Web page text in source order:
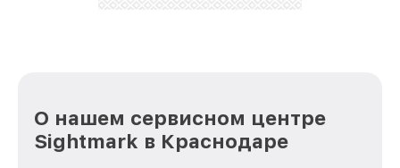
О нашем сервисном центре
Sightmark в Краснодаре